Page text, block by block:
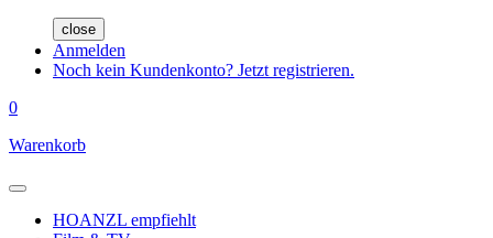
close
Anmelden
Noch kein Kundenkonto? Jetzt registrieren.
0
Warenkorb
HOANZL empfiehlt